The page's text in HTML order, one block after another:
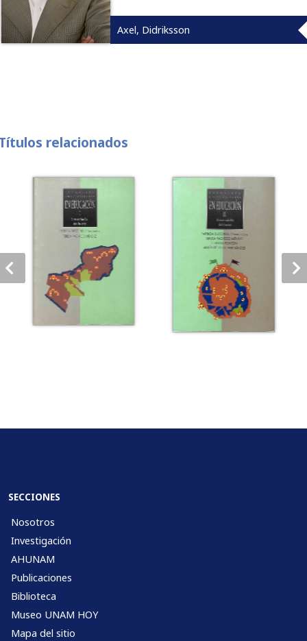
Axel, Didriksson
relacionados
SECCIONES
Nosotros
Investigación
AHUNAM
Publicaciones
Biblioteca
Museo UNAM HOY
Mapa del sitio